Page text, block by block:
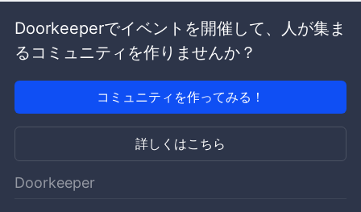
Doorkeeperでイベントを開催して、人が集ま
るコミュニティを作りませんか？
コミュニティを作ってみる！
詳しくはこちら
Doorkeeper